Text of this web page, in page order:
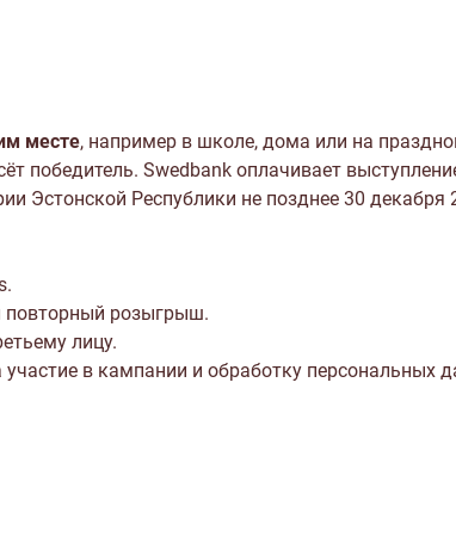
месте, например в школе, дома или на
победитель. Swedbank оплачивает
Эстонской Республики не позднее 30 декабря
повторный розыгрыш.
лицу.
в кампании и обработку персональных